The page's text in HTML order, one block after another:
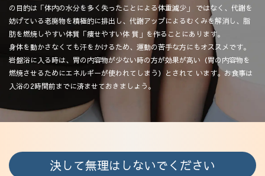
の目的は「体内の水分を多く失ったことによる体重減少」
ではなく、代謝を
妨げている老廃物を積極的に排出し、代謝アップによるむくみを解消し、脂
肪を燃焼しやすい体質「痩せやすい体 質」を作ることにあります。
身体を動かさなくても汗をかけるため、運動の苦手な方にもオススメです。
岩盤浴に入る時は、胃の内容物が少ない時の方が効果が高い（胃の内容物を
燃焼させるためにエネルギーが使われてしまう）とされて います。お食事は
入浴の2時間前までに済ませておきましょう。
決して無理はしないでください